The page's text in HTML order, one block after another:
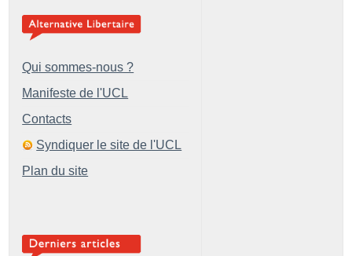
Qui sommes-nous ?
Manifeste de l'UCL
Contacts
Syndiquer le site de l'UCL
Plan du site